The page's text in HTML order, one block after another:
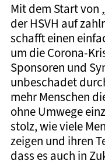
Mit dem Start von
der HSVH auf
schafft einen
um die Corona-
Sponsoren und
unbeschadet
mehr Menschen
ohne Umwege
stolz, wie viele
zeigen und ihren
dass es auch in